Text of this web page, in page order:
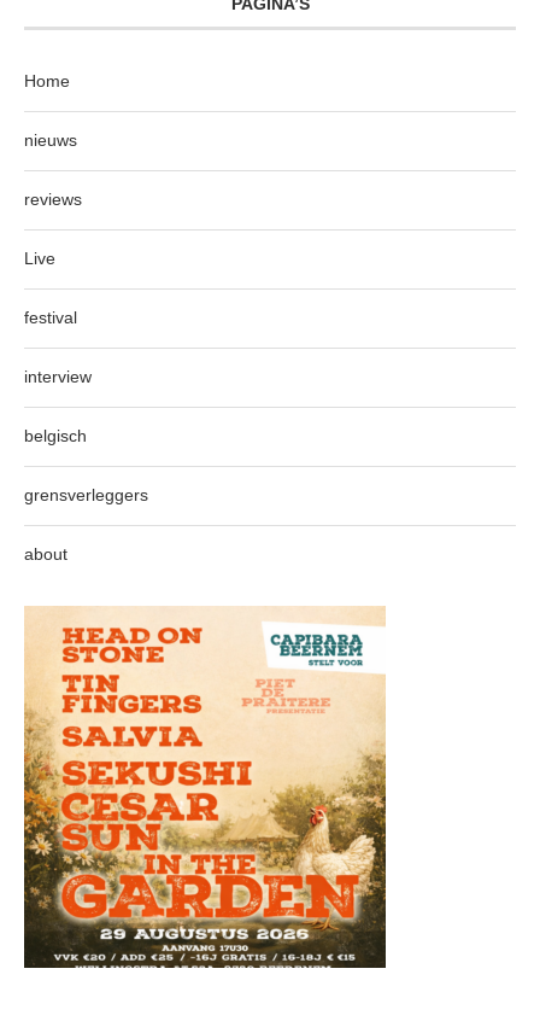
PAGINA’S
Home
nieuws
reviews
Live
festival
interview
belgisch
grensverleggers
about